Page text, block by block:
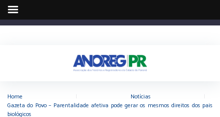
Home Notícias
Gazeta do Povo – Parentalidade afetiva pode gerar os mesmos direitos dos pais
biológicos